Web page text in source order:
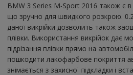
BMW 3 Series M-Sport 2016 також є
що зручно для швидкого розкрою.
даної викрійки дозволить також
плівки. Використання викрійок дає
підрізання плівки прямо на
пошкодити лакофарбове покриття
знімається з захисної підкладки і